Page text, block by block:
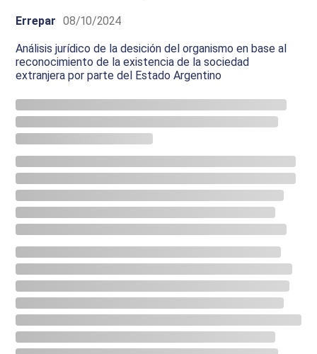
Errepar 08/10/2024
Análisis jurídico de la desición del organismo en base al
reconocimiento de la existencia de la sociedad
extranjera por parte del Estado Argentino